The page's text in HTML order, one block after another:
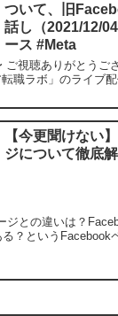
ついて、旧
話し（2021/12/
ース #Meta
ご視聴ありがとうご
職ラボ」のライブ配
【今更聞けない
ジについて徹底解
ジとの違いは？
？というFacebook